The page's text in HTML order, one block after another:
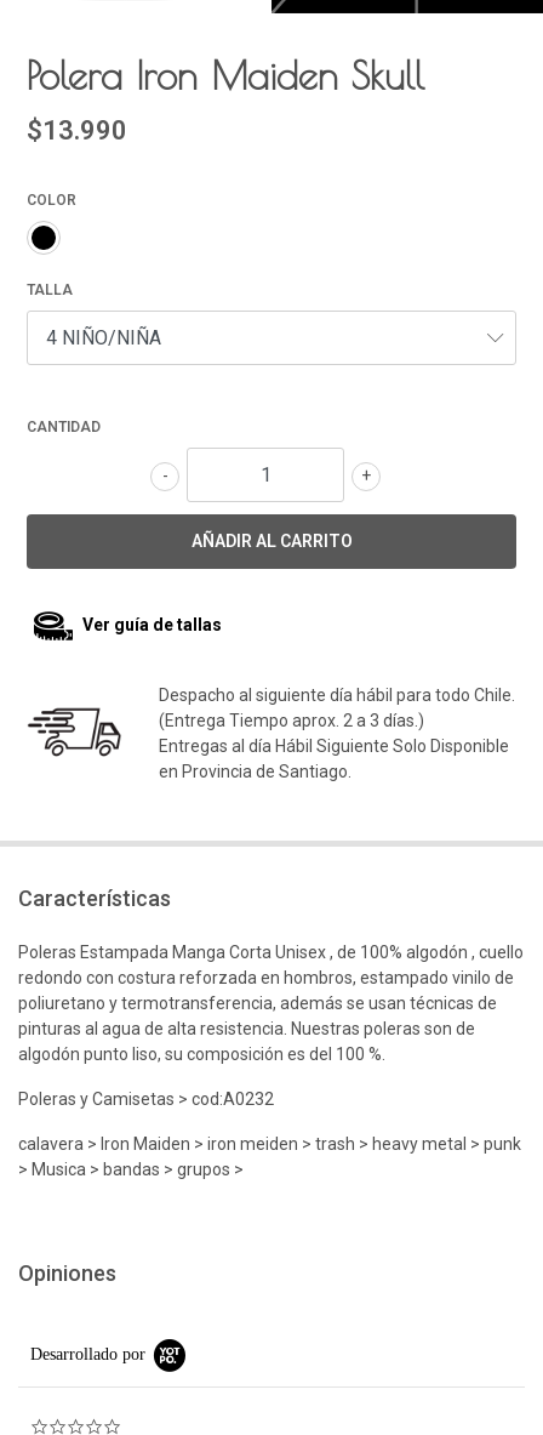
Polera Iron Maiden Skull
$13.990
COLOR
TALLA
CANTIDAD
+
-
Ver guía de tallas
Despacho al siguiente día hábil para todo Chile.
(Entrega Tiempo aprox. 2 a 3 días.)
Entregas al día Hábil Siguiente Solo Disponible
en Provincia de Santiago.
Características
Poleras Estampada Manga Corta Unisex , de 100% algodón , cuello
redondo con costura reforzada en hombros, estampado vinilo de
poliuretano y termotransferencia, además se usan técnicas de
pinturas al agua de alta resistencia. Nuestras poleras son de
algodón punto liso, su composición es del 100 %.
Poleras y Camisetas > cod:A0232
calavera > Iron Maiden > iron meiden > trash > heavy metal > punk
> Musica > bandas > grupos >
Opiniones
Desarrollado por